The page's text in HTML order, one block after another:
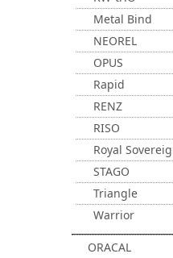
Metal Bind
NEOREL
OPUS
Rapid
RENZ
RISO
Royal
STAGO
Triangle
Warrior
ORACAL